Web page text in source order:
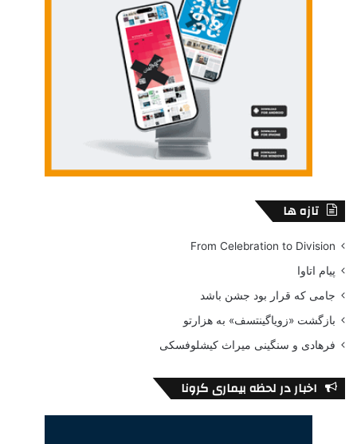
تازه ها
From Celebration to Division
پیام اتاوا
جامی که قرار بود جشن باشد
بازگشت «زویاگینتسف» به هزارتو
فرهادی و سنگینی میراث کیشلوفسکی
اخبار در لحظه بیماری کرونا